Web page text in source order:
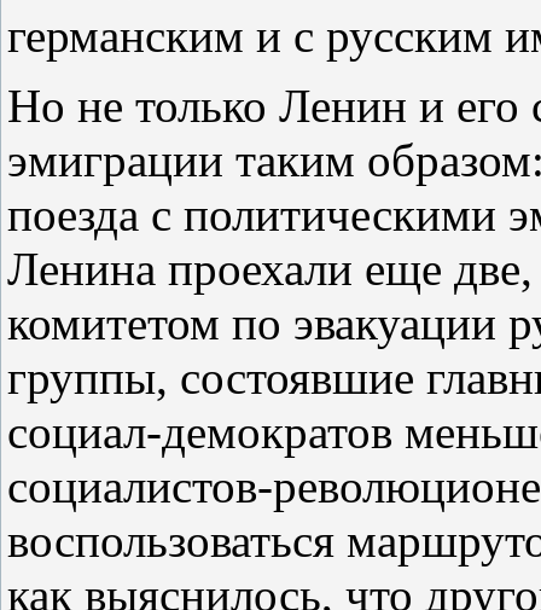
германским и с русским
Но не только Ленин и его
эмиграции таким
поезда с политическими
Ленина проехали еще
комитетом по эвакуации
группы, состоявшие
социал‑демократов
воспользоваться
как выяснилось, что